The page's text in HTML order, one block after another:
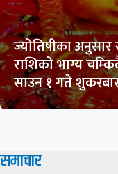
ज्योतिषीका अनुसार
राशिको भाग्य
साउन १ गते
समाचार